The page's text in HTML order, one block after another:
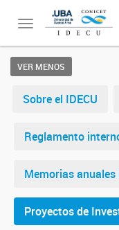
Toggle
navigation
VER MENOS
Sobre el IDECU
Reglamento
Memorias
Proyectos de